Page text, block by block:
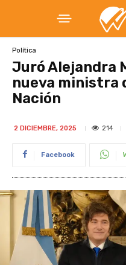
Política
Juró Alejandra
nueva ministra
Nación
2 DICIEMBRE, 2025 214
Facebook